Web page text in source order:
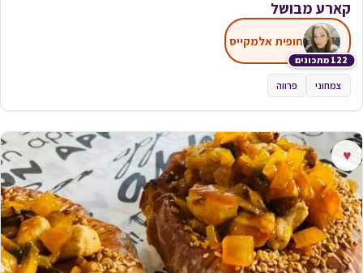
קארע מבושל
122 מתכונים
חופית אלמקייס
צמחוני פרווה
♥